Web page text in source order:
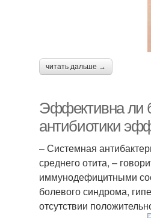
читать дальше →
Эффективна ли
антибиотики
– Системная
среднего отита, –
иммунодефицитными
болевого синдрома,
отсутствии